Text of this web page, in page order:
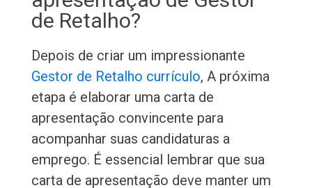
de Retalho?
Depois de criar um impressionante
Gestor de Retalho currículo, A próxima
etapa é elaborar uma carta de
apresentação convincente para
acompanhar suas candidaturas a
emprego. É essencial lembrar que sua
carta de apresentação deve manter um